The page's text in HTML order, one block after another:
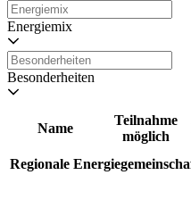
Energiemix
Besonderheiten
Name
Teilnahme
möglich
Regionale